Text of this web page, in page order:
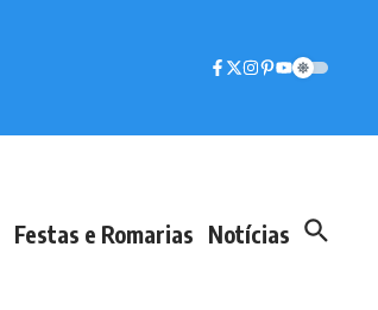
Festas e Romarias Notícias